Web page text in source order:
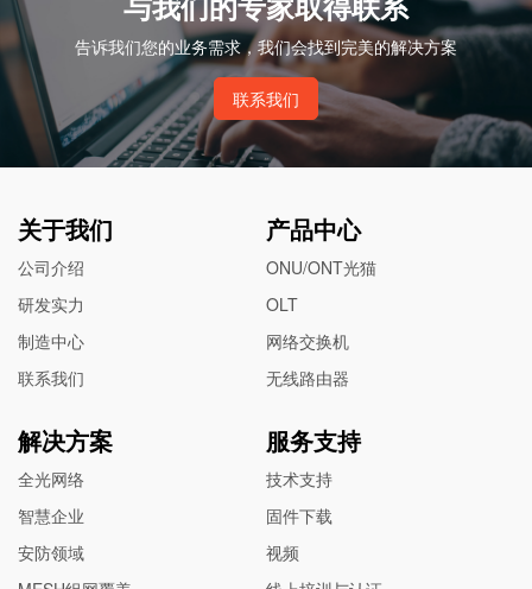
告诉我们您的业务需求，我们会找到完美的解决方案
联系我们
关于我们
公司介绍
研发实力
制造中心
联系我们
产品中心
ONU/ONT光猫
OLT
网络交换机
无线路由器
解决方案
全光网络
智慧企业
安防领域
服务支持
技术支持
固件下载
视频